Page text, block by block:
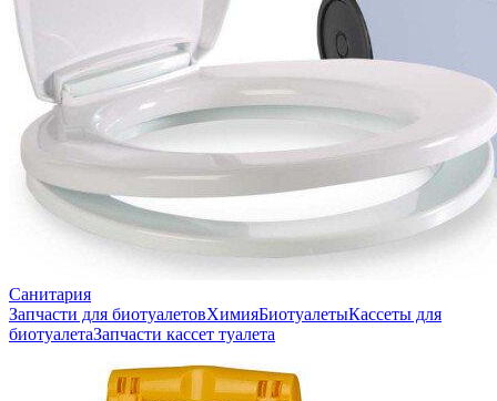
Санитария
Запчасти для биотуалетовХимияБиотуалетыКассеты для
биотуалетаЗапчасти кассет туалета